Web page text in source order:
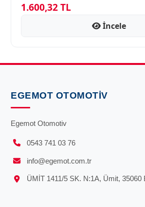
1.600,32 TL
İncele
EGEMOT OTOMOTIV
Egemot Otomotiv
0543 741 03 76
info@egemot.com.tr
ÜMİT 1411/5 SK. N:1A, Ümit, 35060